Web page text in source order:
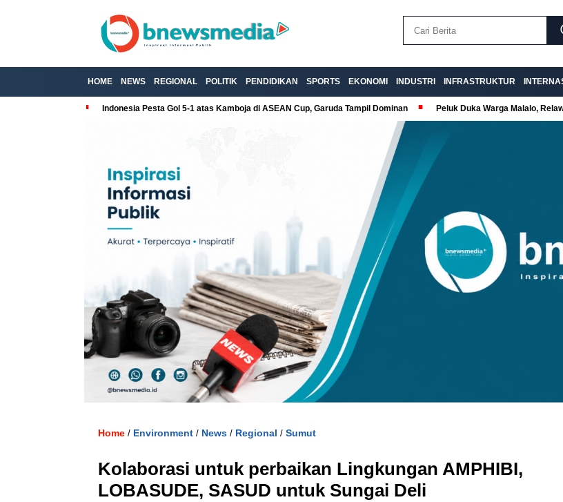
HOME NEWS REGIONAL POLITIK PENDIDIKAN SPORTS EKONOMI INDUSTRI INFRASTRUKTUR
Indonesia Pesta Gol 5-1 atas Kamboja di ASEAN Cup, Garuda Tampil Dominan Peluk Duka Warga Malalo,
Home / Environment / News / Regional / Sumut
Kolaborasi untuk perbaikan Lingkungan AMPHIBI,
LOBASUDE, SASUD untuk Sungai Deli